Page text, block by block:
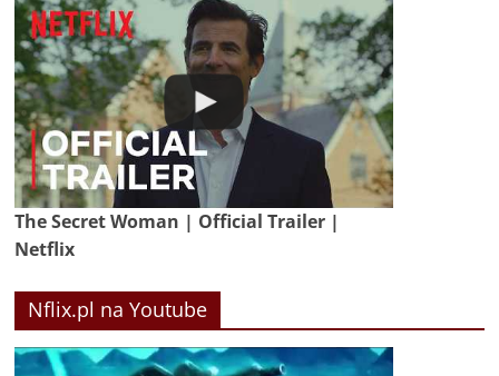
The Secret Woman | Official Trailer |
Netflix
Nflix.pl na Youtube